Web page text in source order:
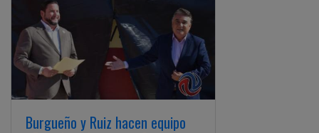
Burgueño y Ruiz hacen equipo